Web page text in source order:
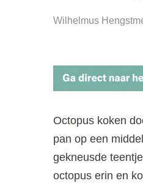
Wilhelmus
Octopus koken
pan op een
gekneusde
octopus erin en